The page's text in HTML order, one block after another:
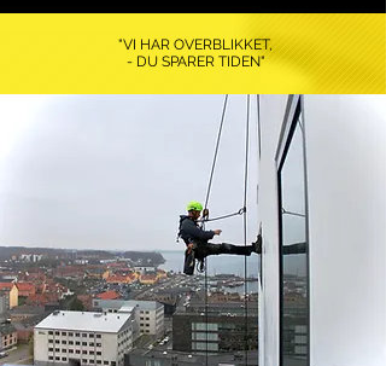
"VI HAR OVERBLIKKET,
- DU SPARER TIDEN"